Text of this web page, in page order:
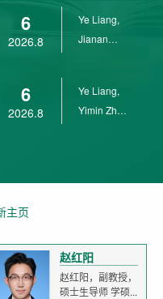
6
2026.8
Ye Liang,
Jianan
6
2026.8
Ye Liang,
Yimin Zhu,
主页
赵红阳
赵红阳，副教授，
硕士生导师 学硕...